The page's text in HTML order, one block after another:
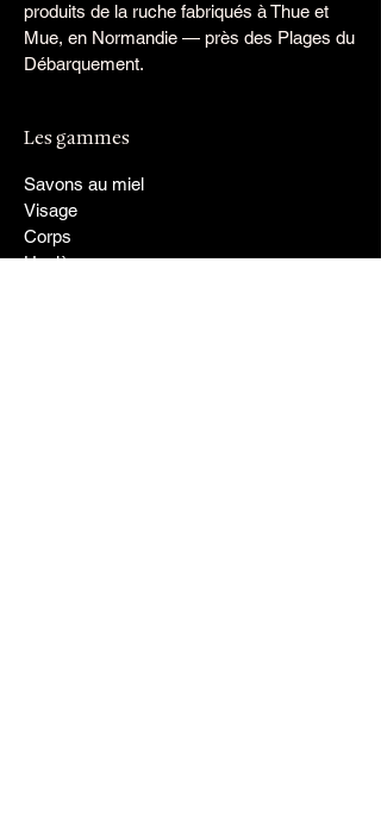
produits de la ruche fabriqués à Thue et
Mue, en Normandie — près des Plages du
Débarquement.
Les gammes
Savons au miel
Visage
Corps
Hygiène